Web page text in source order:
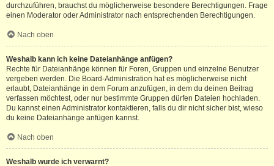
durchzuführen, brauchst du möglicherweise besondere Berechtigungen. Frage
einen Moderator oder Administrator nach entsprechenden Berechtigungen.
Nach oben
Weshalb kann ich keine Dateianhänge anfügen?
Rechte für Dateianhänge können für Foren, Gruppen und einzelne Benutzer
vergeben werden. Die Board-Administration hat es möglicherweise nicht
erlaubt, Dateianhänge in dem Forum anzufügen, in dem du deinen Beitrag
verfassen möchtest, oder nur bestimmte Gruppen dürfen Dateien hochladen.
Du kannst einen Administrator kontaktieren, falls du dir nicht sicher bist, wieso
du keine Dateianhänge anfügen kannst.
Nach oben
Weshalb wurde ich verwarnt?